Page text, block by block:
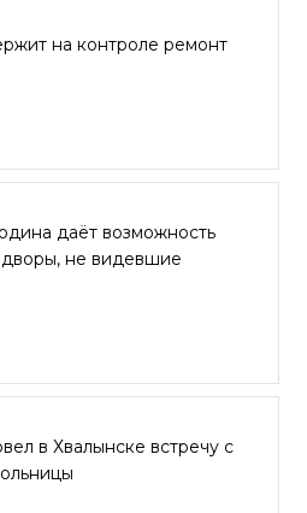
на контроле ремонт
даёт возможность
не видевшие
в Хвалынске встречу с